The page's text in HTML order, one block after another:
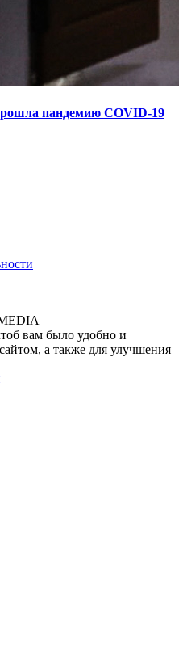
пандемию COVID-19
вам было удобно и
а также для улучшения